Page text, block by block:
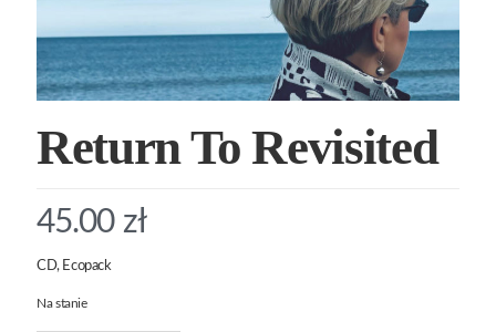
Return To Revisited
45.00 zł
CD, Ecopack
Na stanie